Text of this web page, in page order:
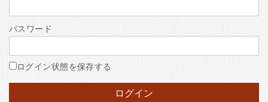
ご利用ガイド
お客様の声
パスワード
ログイン状態を保存する